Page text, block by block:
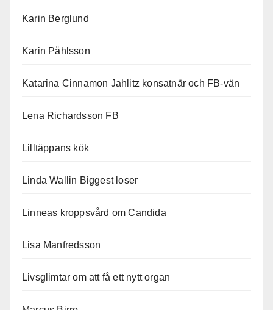
Karin Berglund
Karin Påhlsson
Katarina Cinnamon Jahlitz konsatnär och FB-vän
Lena Richardsson FB
Lilltäppans kök
Linda Wallin Biggest loser
Linneas kroppsvård om Candida
Lisa Manfredsson
Livsglimtar om att få ett nytt organ